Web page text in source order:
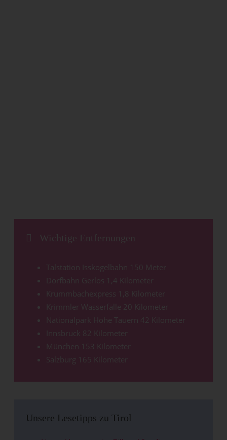
Wichtige Entfernungen
Talstation Isskogelbahn 150 Meter
Dorfbahn Gerlos 1,4 Kilometer
Krummbachexpress 1,8 Kilometer
Krimmler Wasserfälle 20 Kilometer
Nationalpark Hohe Tauern 42 Kilometer
Innsbruck 82 Kilometer
München 153 Kilometer
Salzburg 165 Kilometer
Unsere Lesetipps zu Tirol